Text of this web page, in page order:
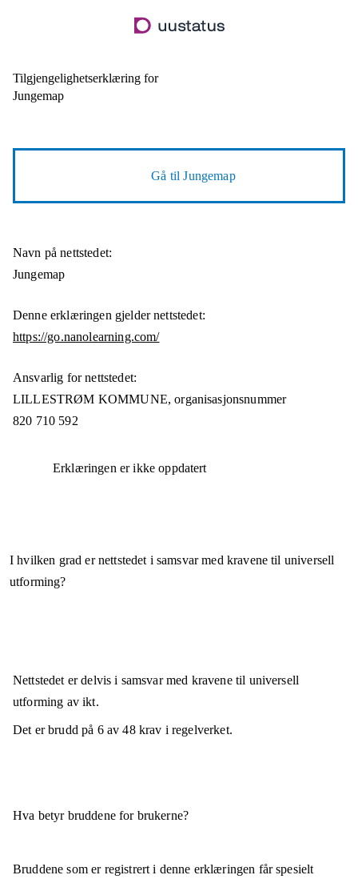
til
Tilgjengelighetserklæring for
Jungemap
Gå tilJungemap
Navn på nettstedet:
Jungemap
Denne erklæringen gjelder nettstedet:
https://go.nanolearning.com/
Ansvarlig for nettstedet:
LILLESTRØM KOMMUNE,organisasjonsnummer
820 710 592
Erklæringen er ikke oppdatert
I hvilken grad er nettstedet i samsvar med kravene til universell
utforming?
Nettstedet erdelvis i samsvarmed kravene til universell
utforming av ikt.
Det er brudd på 6av48krav i regelverket.
Hva betyr bruddene for brukerne?
Bruddene som er registrert i denne erklæringen får spesielt